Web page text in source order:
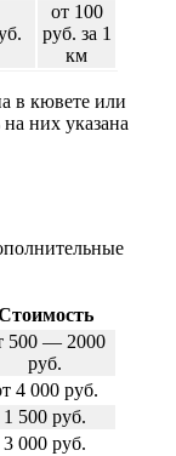
от 100
руб. за 1
км
в кювете или
них указана
500 — 2000
руб.
4 000 руб.
1 500 руб.
3 000 руб.